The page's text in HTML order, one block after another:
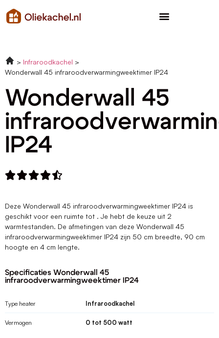
Infraroodkachel
Wonderwall 45 infraroodverwarmingweektimer IP24
Wonderwall 45
IP24

Deze Wonderwall 45 infraroodverwarmingweektimer IP24 is
geschikt voor een ruimte tot . Je hebt de keuze uit 2
warmtestanden. De afmetingen van deze Wonderwall 45
infraroodverwarmingweektimer IP24 zijn 50 cm breedte, 90 cm
hoogte en 4 cm lengte.
Specificaties Wonderwall 45
infraroodverwarmingweektimer IP24
Type heater Infraroodkachel
Vermogen 0 tot 500 watt